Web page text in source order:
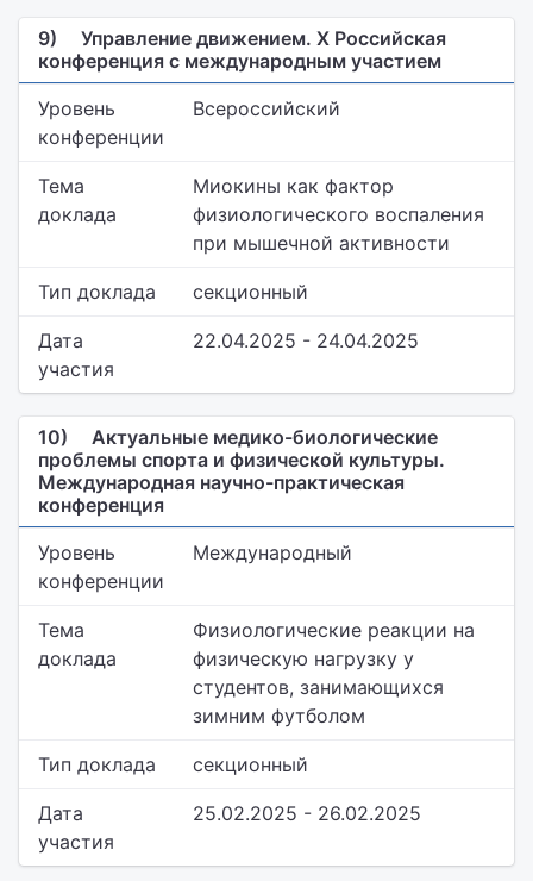
9)
Управление движением. X Российская
конференция с международным участием
Уровень
конференции
Всероссийский
Тема
доклада
Миокины как фактор
физиологического воспаления
при мышечной активности
Тип доклада секционный
Дата
участия
22.04.2025 - 24.04.2025
10)
Актуальные медико-биологические
проблемы спорта и физической культуры.
Международная научно-практическая
конференция
Уровень
конференции
Международный
Тема
доклада
Физиологические реакции на
физическую нагрузку у
студентов, занимающихся
зимним футболом
Тип доклада секционный
Дата
участия
25.02.2025 - 26.02.2025